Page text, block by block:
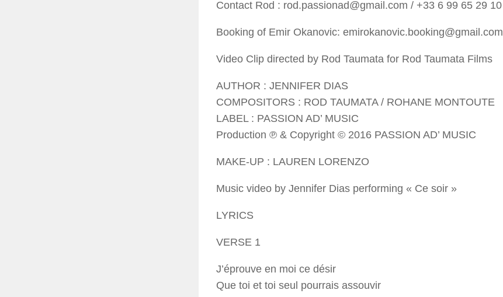
Contact Rod : rod.passionad@gmail.com / +33 6 99 65 29 10
Booking of Emir Okanovic: emirokanovic.booking@gmail.com
Video Clip directed by Rod Taumata for Rod Taumata Films
AUTHOR : JENNIFER DIAS
COMPOSITORS : ROD TAUMATA / ROHANE MONTOUTE
LABEL : PASSION AD’ MUSIC
Production ℗ & Copyright © 2016 PASSION AD’ MUSIC
MAKE-UP : LAUREN LORENZO
Music video by Jennifer Dias performing « Ce soir »
LYRICS
VERSE 1
J’éprouve en moi ce désir
Que toi et toi seul pourrais assouvir